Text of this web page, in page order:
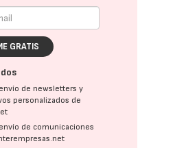
GRATIS
de newsletters y
personalizados de
de comunicaciones